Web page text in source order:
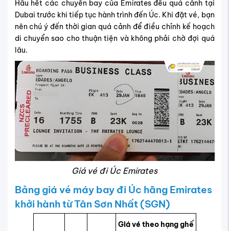
Hầu hết các chuyến bay của Emirates đều quá cảnh tại
Dubai trước khi tiếp tục hành trình đến Úc. Khi đặt vé, bạn
nên chú ý đến thời gian quá cảnh để điều chỉnh kế hoạch
di chuyển sao cho thuận tiện và không phải chờ đợi quá
lâu.
Giá vé đi Úc Emirates
Bảng giá vé máy bay đi Úc hãng Emirates
khởi hành từ Tân Sơn Nhất (SGN)
Giá vé theo hạng ghế